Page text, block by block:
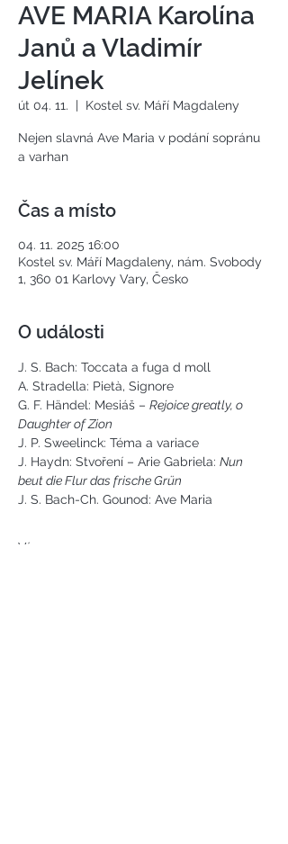
AVE MARIA Karolína
Janů a Vladimír
Jelínek
út 04. 11.
  |
Kostel sv. Máří Magdaleny
Nejen slavná Ave Maria v podání sopránu
a varhan
Čas a místo
04. 11. 2025 16:00
Kostel sv. Máří Magdaleny, nám. Svobody
1, 360 01 Karlovy Vary, Česko
O události
J. S. Bach: Toccata a fuga d moll
A. Stradella: Pietà, Signore
G. F. Händel: Mesiáš – Rejoice greatly, o
Daughter of Zion
J. P. Sweelinck: Téma a variace
J. Haydn: Stvoření – Arie Gabriela: Nun
beut die Flur das frische Grün
J. S. Bach-Ch. Gounod: Ave Maria
Více